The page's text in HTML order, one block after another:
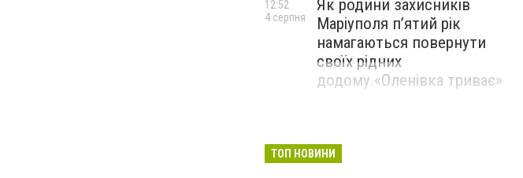
Як родини захисників
Маріуполя пʼятий рік
намагаються повернути
своїх рідних
додому.«Оленівка триває»
12:52
4 серпня
ТОП НОВИНИ